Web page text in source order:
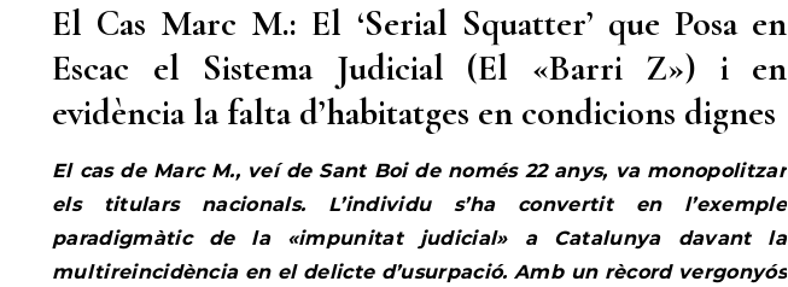
El Cas Marc M.: El ‘Serial Squatter’ que Posa en
Escac el Sistema Judicial (El «Barri Z») i en
evidència la falta d’habitatges en condicions dignes
El cas de Marc M., veí de Sant Boi de només 22 anys, va monopolitzar
els titulars nacionals. L’individu s’ha convertit en l’exemple
paradigmàtic de la «impunitat judicial» a Catalunya davant la
multireincidència en el delicte d’usurpació. Amb un rècord vergonyós